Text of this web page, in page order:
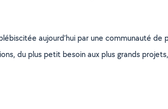
aujourd’hui par une communauté de
du plus petit besoin aux plus grands